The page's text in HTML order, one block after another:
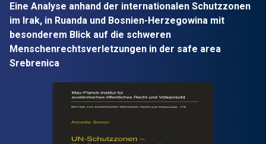
Eine Analyse anhand der internationalen Schutzzonen
im Irak, in Ruanda und Bosnien-Herzegowina mit
besonderem Blick auf die schweren
Menschenrechtsverletzungen in der safe area
Srebrenica